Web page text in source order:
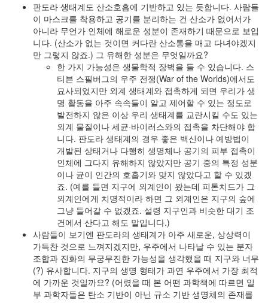
판도라 생태계도 산소호흡에 기반하고 있는 듯합니다. 사람들
이 마스크를 착용하고 공기를 분리하는 건 산소가 없어서가
아니라 무언가 인체에 해로운 성분이 존재하기 때문으로 보입
니다. (산소가 없는 것이면 커다란 산소통을 매고 다녀야겠지
만 그렇지 않죠.) 그 유해한 성분은 무엇일까요?
한 가지 가능성은 생물학적 장벽을 들 수 있습니다. 스
티븐 스필버그의 우주 전쟁(War of the Worlds)에서도
묘사되었지만 외계 생태계와 접촉하게 되면 우리가 생
명 활동을 아주 속속들이 알고 제어할 수 있는 정도로
발전하지 않은 이상 우리 생태계를 교란시킬 수도 있는
외계 물질이나 세균·바이러스와의 접촉을 차단해야 합
니다. 판도라 생태계의 경우 좋은 백신이나 예방법이
개발된 상태거나 다행히 생명체나 공기의 피부 접촉이
인체에 그다지 유해하지 않았지만 공기 중의 특정 성분
이나 균이 인간의 호흡기와 맞지 않았다고 할 수 있겠
죠. (예를 들면 지구에 외계인이 왔는데 피톤치드가 그
외계인에게 치명적이라 하면 그 외계인은 지구의 숲에
그냥 들어갈 수 없겠죠. 설령 지구인과 비슷한 대기 조
건에서 산다고 해도 말입니다.)
사람들이 보기엔 판도라의 생태계가 아주 새로운, 상상력이
가득찬 것으로 느껴지겠지만, 우주에서 나타날 수 있는 분자
조합과 진화의 무궁무진한 가능성을 생각했을 때 지구와 너무
(?) 유사합니다. 지구의 생명 형태가 과연 우주에서 가장 최적
에 가까운 것일까요? (어렸을 때 본 어떤 과학책에 따르면 일
부 과학자들은 탄소 기반이 아닌 규소 기반 생명체의 존재를